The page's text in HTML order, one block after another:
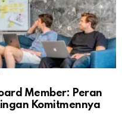
Member: Peran
Komitmennya